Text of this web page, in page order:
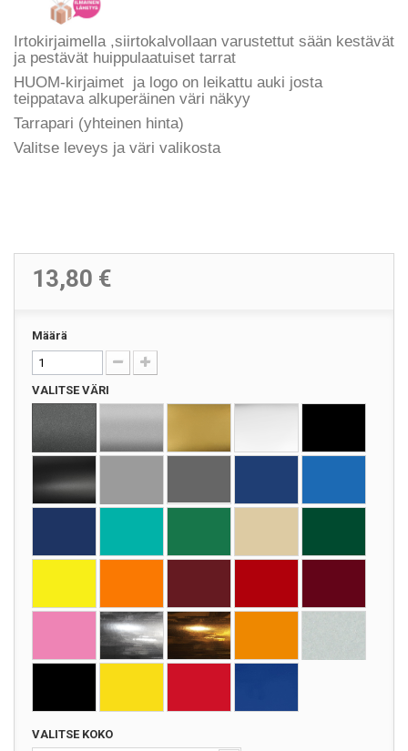
Irtokirjaimella,siirtokalvollaan varustettut sään kestävät
ja pestävät huippulaatuiset tarrat
HUOM-kirjaimet ja logo on leikattu auki josta
teippatava alkuperäinen väri näkyy
Tarrapari (yhteinen hinta)
Valitse leveys ja väri valikosta
13,80 €
Määrä
VALITSE VÄRI
VALITSE KOKO